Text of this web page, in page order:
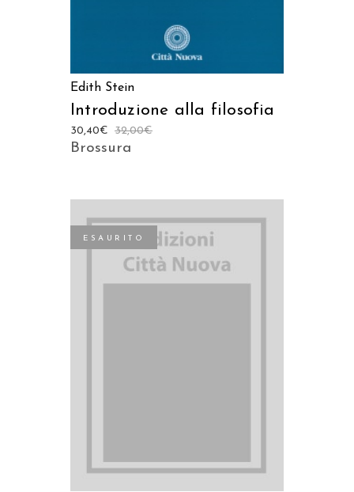
Edith Stein
Introduzione alla filosofia
32,00€
30,40€
Brossura
ESAURITO